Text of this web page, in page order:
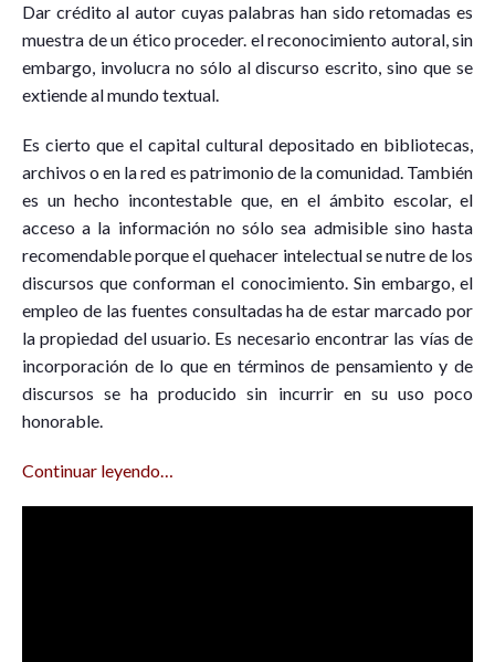
Dar crédito al autor cuyas palabras han sido retomadas es
muestra de un ético proceder. el reconocimiento autoral, sin
embargo, involucra no sólo al discurso escrito, sino que se
extiende al mundo textual.
Es cierto que el capital cultural depositado en bibliotecas,
archivos o en la red es patrimonio de la comunidad. También
es un hecho incontestable que, en el ámbito escolar, el
acceso a la información no sólo sea admisible sino hasta
recomendable porque el quehacer intelectual se nutre de los
discursos que conforman el conocimiento. Sin embargo, el
empleo de las fuentes consultadas ha de estar marcado por
la propiedad del usuario. Es necesario encontrar las vías de
incorporación de lo que en términos de pensamiento y de
discursos se ha producido sin incurrir en su uso poco
honorable.
Continuar leyendo…